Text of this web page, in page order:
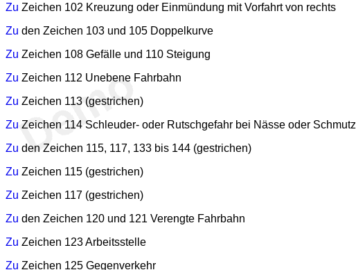
Zu Zeichen 102 Kreuzung oder Einmündung mit Vorfahrt von rechts
Zu den Zeichen 103 und 105 Doppelkurve
Zu Zeichen 108 Gefälle und 110 Steigung
Zu Zeichen 112 Unebene Fahrbahn
Zu Zeichen 113 (gestrichen)
Zu Zeichen 114 Schleuder- oder Rutschgefahr bei Nässe oder Schmutz
Zu den Zeichen 115, 117, 133 bis 144 (gestrichen)
Zu Zeichen 115 (gestrichen)
Zu Zeichen 117 (gestrichen)
Zu den Zeichen 120 und 121 Verengte Fahrbahn
Zu Zeichen 123 Arbeitsstelle
Zu Zeichen 125 Gegenverkehr